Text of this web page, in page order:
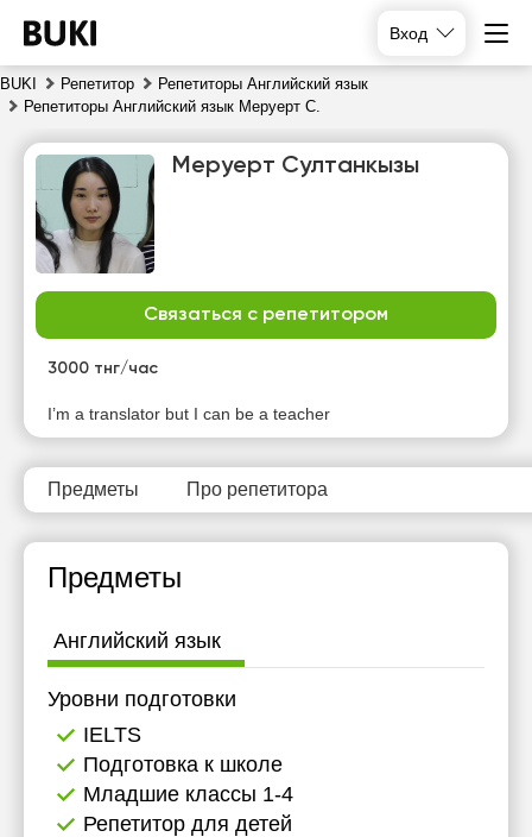
Вход
BUKI Репетитор
Репетиторы Английский язык
Репетиторы Английский язык Меруерт С.
Меруерт Султанкызы
Связаться с репетитором
3000 тнг/час
I’m a translator but I can be a teacher
Предметы Про репетитора
Предметы
Английский язык
Уровни подготовки
IELTS
Подготовка к школе
Младшие классы 1-4
Репетитор для детей
пт
сб
Нет
Нет
Нет
свободных